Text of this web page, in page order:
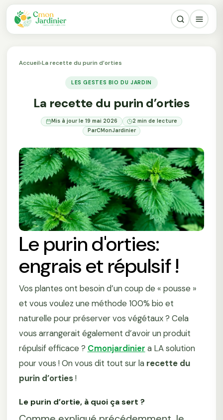
Accueil›La recette du purin d’orties
LES GESTES BIO DU JARDIN
La recette du purin d’orties
Mis à jour le 19 mai 2026
2 min de lecture
ParCMonJardinier
Le purin d'orties:
engrais et répulsif !
Vos plantes ont besoin d’un coup de « pousse »
et vous voulez une méthode 100% bio et
naturelle pour préserver vos végétaux ? Cela
vous arrangerait également d’avoir un produit
répulsif efficace ? Cmonjardinier a LA solution
pour vous ! On vous dit tout sur la recette du
purin d’orties!
Le purin d’ortie, à quoi ça sert ?